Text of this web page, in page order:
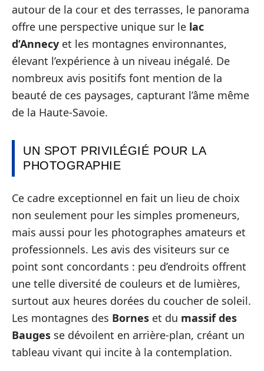
autour de la cour et des terrasses, le panorama
offre une perspective unique sur le lac
d’Annecy et les montagnes environnantes,
élevant l’expérience à un niveau inégalé. De
nombreux avis positifs font mention de la
beauté de ces paysages, capturant l’âme même
de la Haute-Savoie.
UN SPOT PRIVILÉGIÉ POUR LA
PHOTOGRAPHIE
Ce cadre exceptionnel en fait un lieu de choix
non seulement pour les simples promeneurs,
mais aussi pour les photographes amateurs et
professionnels. Les avis des visiteurs sur ce
point sont concordants : peu d’endroits offrent
une telle diversité de couleurs et de lumières,
surtout aux heures dorées du coucher de soleil.
Les montagnes des Bornes et du massif des
Bauges se dévoilent en arrière-plan, créant un
tableau vivant qui incite à la contemplation.